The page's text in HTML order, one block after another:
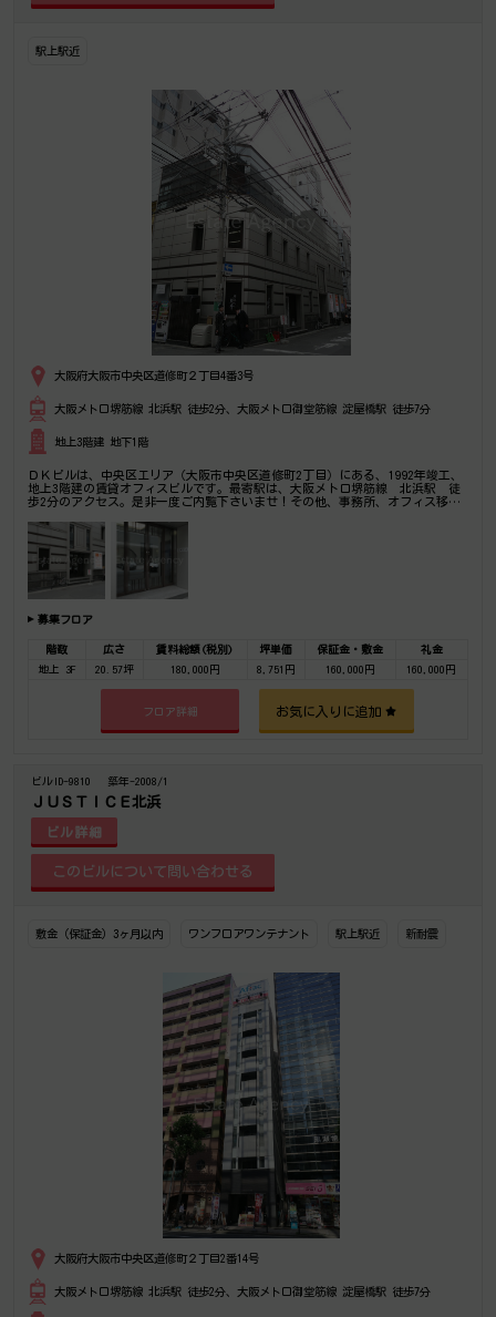
駅上駅近
大阪府大阪市中央区道修町２丁目4番3号
大阪メトロ堺筋線 北浜駅 徒歩2分、大阪メトロ御堂筋線 淀屋橋駅 徒歩7分
地上3階建 地下1階
ＤＫビルは、中央区エリア（大阪市中央区道修町2丁目）にある、1992年竣工、
地上3階建の賃貸オフィスビルです。最寄駅は、大阪メトロ堺筋線 北浜駅 徒
歩2分のアクセス。是非一度ご内覧下さいませ！その他、事務所、オフィス移転
募集フロア
階数 広さ 賃料総額(税別) 坪単価 保証金・敷金
礼金
地上 3F
20.57坪 180,000円 8,751円 160,000円 160,000円
フロア詳細 お気に入りに追加
ビルID-9810 築年-2008/1
ＪＵＳＴＩＣＥ北浜
ビル詳細
敷金（保証金）3ヶ月以内 ワンフロアワンテナント 駅上駅近 新耐震
大阪府大阪市中央区道修町２丁目2番14号
大阪メトロ堺筋線 北浜駅 徒歩2分、大阪メトロ御堂筋線 淀屋橋駅 徒歩7分